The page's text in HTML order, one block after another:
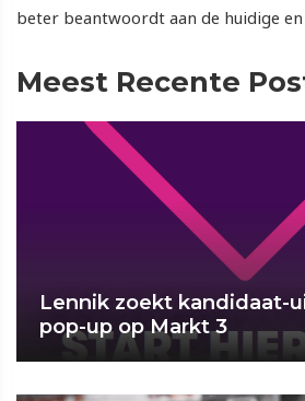
beter beantwoordt aan de huidige
Meest Recente
Lennik zoekt kandidaat-
pop-up op Markt 3